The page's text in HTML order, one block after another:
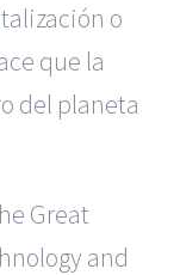
o
que la
del planeta
Great
and